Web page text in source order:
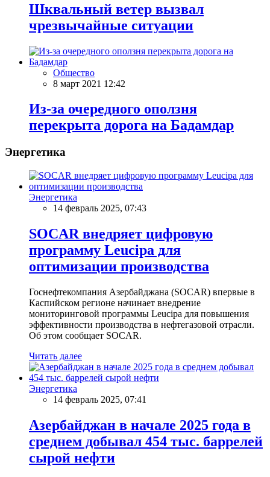
Шквальный ветер вызвал
чрезвычайные ситуации
Общество
8 март 2021 12:42
Из-за очередного оползня
перекрыта дорога на Бадамдар
Энергетика
Энергетика
14 февраль 2025, 07:43
SOCAR внедряет цифровую
программу Leucipa для
оптимизации производства
Госнефтекомпания Азербайджана (SOCAR) впервые в
Каспийском регионе начинает внедрение
мониторинговой программы Leucipa для повышения
эффективности производства в нефтегазовой отрасли.
Об этом сообщает SOCAR.
Читать далее
Энергетика
14 февраль 2025, 07:41
Азербайджан в начале 2025 года в
среднем добывал 454 тыс. баррелей
сырой нефти